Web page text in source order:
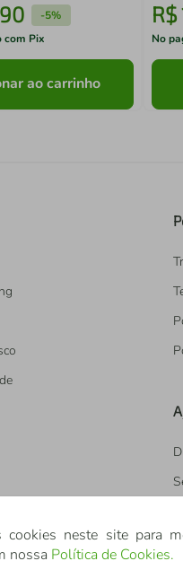
-5%
com Pix
ao carrinho
R$
No
cookies neste site para
nossa Política de Cookies.